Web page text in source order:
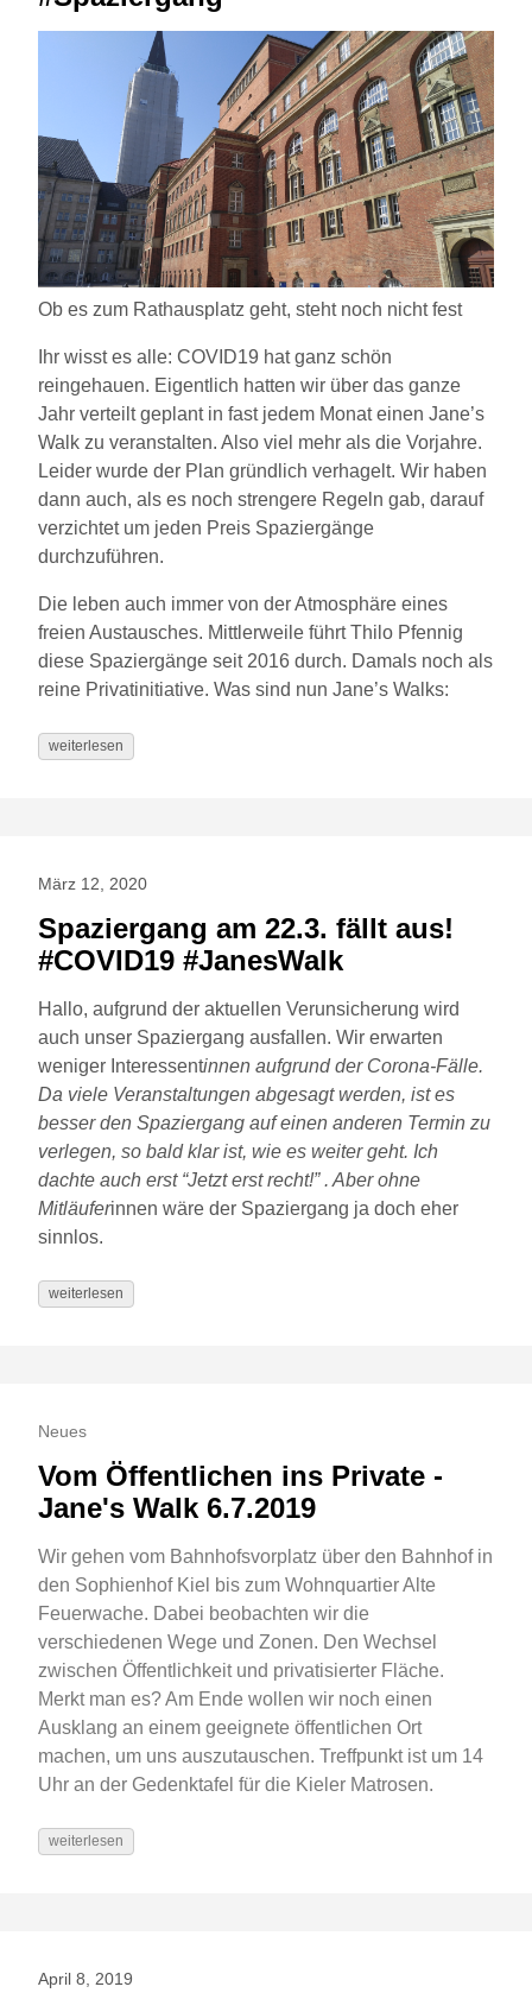
Ob es zum Rathausplatz geht, steht noch nicht fest
Ihr wisst es alle: COVID19 hat ganz schön
reingehauen. Eigentlich hatten wir über das ganze
Jahr verteilt geplant in fast jedem Monat einen Jane’s
Walk zu veranstalten. Also viel mehr als die Vorjahre.
Leider wurde der Plan gründlich verhagelt. Wir haben
dann auch, als es noch strengere Regeln gab, darauf
verzichtet um jeden Preis Spaziergänge
durchzuführen.
Die leben auch immer von der Atmosphäre eines
freien Austausches. Mittlerweile führt Thilo Pfennig
diese Spaziergänge seit 2016 durch. Damals noch als
reine Privatinitiative. Was sind nun Jane’s Walks:
weiterlesen
März 12, 2020
Spaziergang am 22.3. fällt aus!
#COVID19 #JanesWalk
Hallo, aufgrund der aktuellen Verunsicherung wird
auch unser Spaziergang ausfallen. Wir erwarten
weniger Interessentinnen aufgrund der Corona-Fälle.
Da viele Veranstaltungen abgesagt werden, ist es
besser den Spaziergang auf einen anderen Termin zu
verlegen, so bald klar ist, wie es weiter geht. Ich
dachte auch erst “Jetzt erst recht!” . Aber ohne
Mitläuferinnen wäre der Spaziergang ja doch eher
sinnlos.
weiterlesen
Neues
Vom Öffentlichen ins Private -
Jane's Walk 6.7.2019
Wir gehen vom Bahnhofsvorplatz über den Bahnhof in
den Sophienhof Kiel bis zum Wohnquartier Alte
Feuerwache. Dabei beobachten wir die
verschiedenen Wege und Zonen. Den Wechsel
zwischen Öffentlichkeit und privatisierter Fläche.
Merkt man es? Am Ende wollen wir noch einen
Ausklang an einem geeignete öffentlichen Ort
machen, um uns auszutauschen. Treffpunkt ist um 14
Uhr an der Gedenktafel für die Kieler Matrosen.
weiterlesen
April 8, 2019